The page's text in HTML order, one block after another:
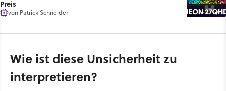
Preis
von Patrick Schneider
Wie ist diese Unsicherheit zu
interpretieren?